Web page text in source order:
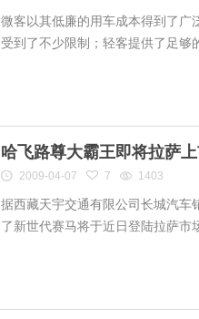
微客以其低廉的用车成本得到了广
受到了不少限制；轻客提供了足够
哈飞路尊大霸王即将拉萨
2009-04-07 7 1403
据西藏天宇交通有限公司长城汽车
了新世代赛马将于近日登陆拉萨市